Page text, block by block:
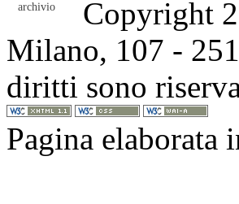
archivio
Copyright
Milano, 107 -
diritti sono
Pagina elaborata